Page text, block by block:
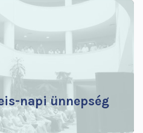
napi ünnepség